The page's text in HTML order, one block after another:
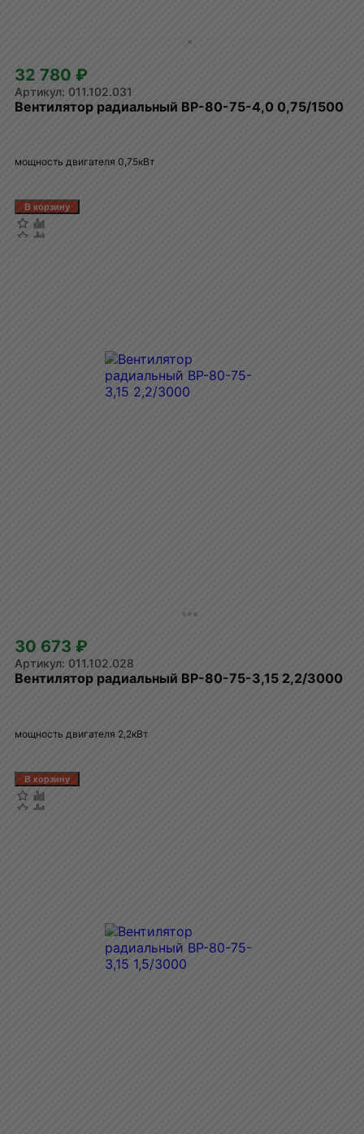
32 780 ₽
011.102.031
Вентилятор радиальный ВР-80-75-4,0 0,75/1500
мощность двигателя 0,75кВт
30 673 ₽
011.102.028
Вентилятор радиальный ВР-80-75-3,15 2,2/3000
мощность двигателя 2,2кВт